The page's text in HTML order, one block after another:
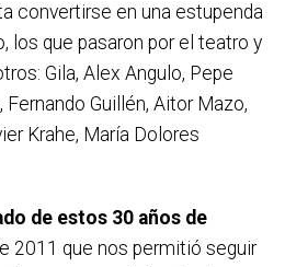
convertirse en una estupenda
los que pasaron por el teatro y
Gila, Alex Angulo, Pepe
Fernando Guillén, Aitor Mazo,
Krahe, María Dolores
de estos 30 años de
2011 que nos permitió seguir